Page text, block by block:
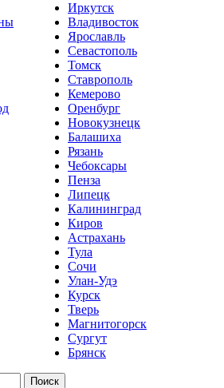
Иркутск
Владивосток
Ярославль
Севастополь
Томск
Ставрополь
Кемерово
Оренбург
Новокузнецк
Балашиха
Рязань
Чебоксары
Пенза
Липецк
Калининград
Киров
Астрахань
Тула
Сочи
Улан-Удэ
Курск
Тверь
Магнитогорск
Сургут
Брянск
Поиск